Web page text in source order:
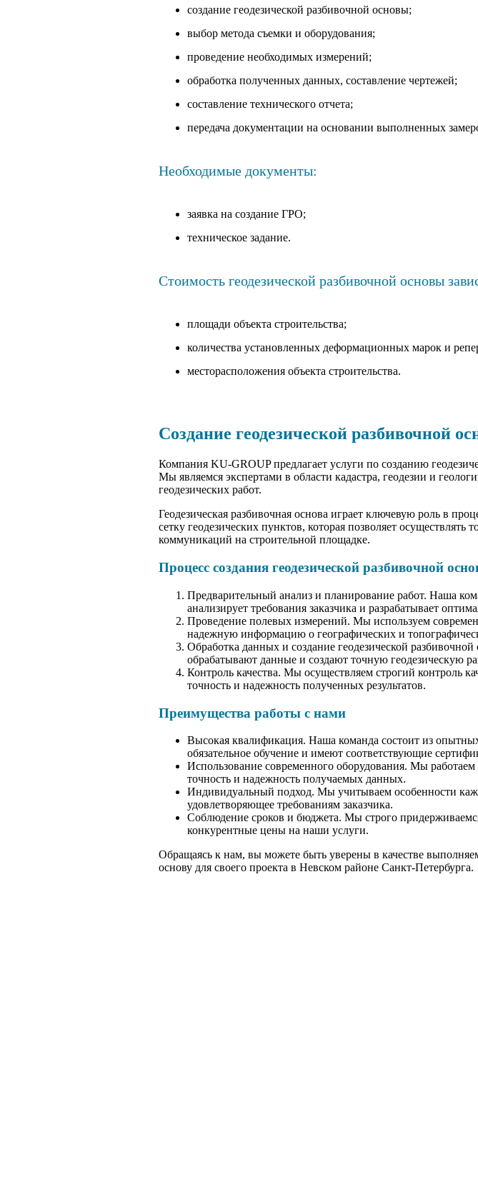
создание геодезической разбивочной основы;
выбор метода съемки и оборудования;
проведение необходимых измерений;
обработка полученных данных, составление чертежей;
составление технического отчета;
передача документации на основании выполненных
Необходимые документы:
заявка на создание ГРО;
техническое задание.
Стоимость геодезической разбивочной основы
площади объекта строительства;
количества установленных деформационных марок и
месторасположения объекта строительства.
Создание геодезической разбивочной
Компания KU-GROUP предлагает услуги по созданию
Мы являемся экспертами в области кадастра, геодезии и
геодезических работ.
Геодезическая разбивочная основа играет ключевую роль в
сетку геодезических пунктов, которая позволяет
коммуникаций на строительной площадке.
Процесс создания геодезической разбивочной
Предварительный анализ и планирование работ. Наша
анализирует требования заказчика и разрабатывает
Проведение полевых измерений. Мы используем
надежную информацию о географических и
Обработка данных и создание геодезической
обрабатывают данные и создают точную геодезическую
Контроль качества. Мы осуществляем строгий контроль
точность и надежность полученных результатов.
Преимущества работы с нами
Высокая квалификация. Наша команда состоит из
обязательное обучение и имеют соответствующие
Использование современного оборудования. Мы
точность и надежность получаемых данных.
Индивидуальный подход. Мы учитываем особенности
удовлетворяющее требованиям заказчика.
Соблюдение сроков и бюджета. Мы строго
конкурентные цены на наши услуги.
Обращаясь к нам, вы можете быть уверены в качестве
основу для своего проекта в Невском районе Санкт-Петербурга.